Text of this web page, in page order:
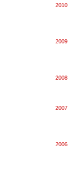
2010
2009
2008
2007
2006